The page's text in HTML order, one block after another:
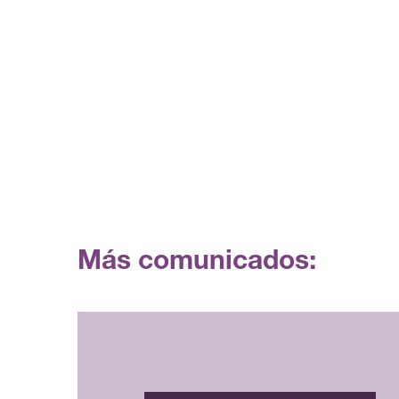
Más comunicados: